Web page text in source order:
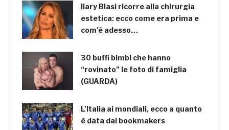
Ilary Blasi ricorre alla chirurgia
estetica: ecco come era prima e
com’è adesso…
30 buffi bimbi che hanno
“rovinato” le foto di famiglia
(GUARDA)
L’Italia ai mondiali, ecco a quanto
è data dai bookmakers